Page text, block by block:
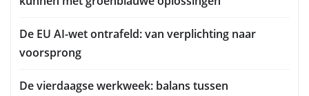
De EU AI-wet ontrafeld: van verplichting naar
voorsprong
De vierdaagse werkweek: balans tussen